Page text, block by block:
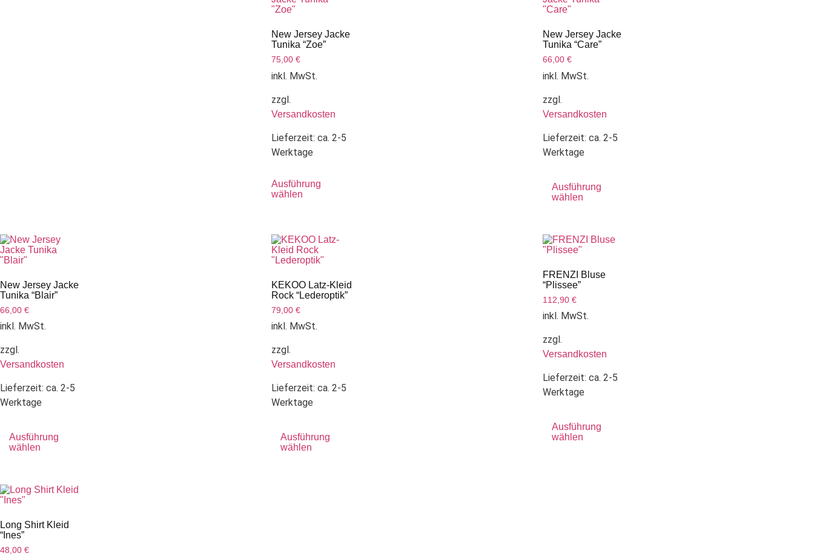
New Jersey Jacke
Tunika “Zoe”
75,00 €
inkl. MwSt.
zzgl.
Versandkosten
Lieferzeit: ca. 2-5
Werktage
Ausführung
wählen
New Jersey Jacke
Tunika “Care”
66,00 €
inkl. MwSt.
zzgl.
Versandkosten
Lieferzeit: ca. 2-5
Werktage
Ausführung
wählen
New Jersey Jacke
Tunika “Blair”
66,00 €
inkl. MwSt.
zzgl.
Versandkosten
Lieferzeit: ca. 2-5
Werktage
Ausführung
wählen
KEKOO Latz-Kleid
Rock “Lederoptik”
79,00 €
inkl. MwSt.
zzgl.
Versandkosten
Lieferzeit: ca. 2-5
Werktage
Ausführung
wählen
FRENZI Bluse
“Plissee”
112,90 €
inkl. MwSt.
zzgl.
Versandkosten
Lieferzeit: ca. 2-5
Werktage
Ausführung
wählen
Long Shirt Kleid
“Ines”
48,00 €